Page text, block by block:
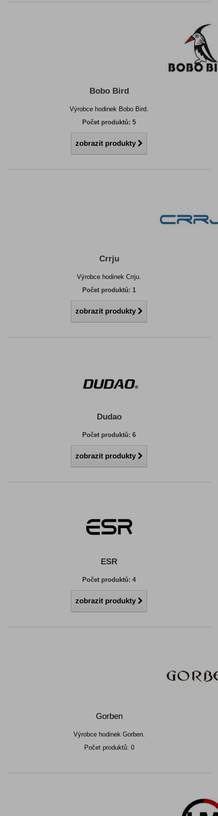
Bobo Bird
Výrobce hodinek Bobo Bird.
Počet produktů: 5
zobrazit produkty
Crrju
Výrobce hodinek Crrju.
Počet produktů: 1
zobrazit produkty
Dudao
Počet produktů: 6
zobrazit produkty
ESR
Počet produktů: 4
zobrazit produkty
Gorben
Výrobce hodinek Gorben.
Počet produktů: 0